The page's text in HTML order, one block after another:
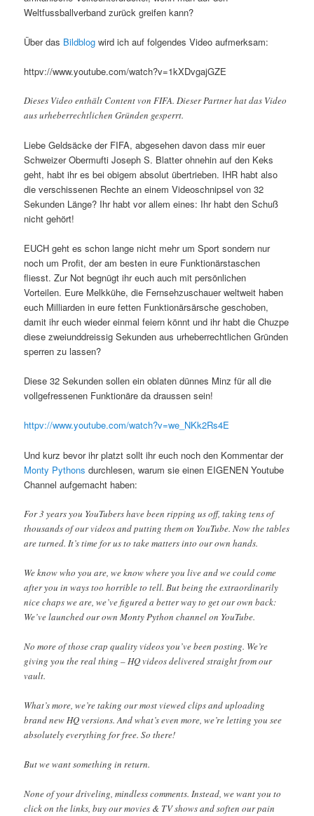
Weltfussballverband zurück greifen kann?
Über das Bildblogwird ich auf folgendes Video aufmerksam:
httpv://www.youtube.com/watch?v=1kXDvgajGZE
Dieses Video enthält Content von FIFA. Dieser Partner hat das Video
aus urheberrechtlichen Gründen gesperrt.
Liebe Geldsäcke der FIFA, abgesehen davon dass mir euer
Schweizer Obermufti Joseph S. Blatter ohnehin auf den Keks
geht, habt ihr es bei obigem absolut übertrieben. IHR habt also
die verschissenen Rechte an einem Videoschnipsel von 32
Sekunden Länge? Ihr habt vor allem eines: Ihr habt den Schuß
nicht gehört!
EUCH geht es schon lange nicht mehr um Sport sondern nur
noch um Profit, der am besten in eure Funktionärstaschen
fliesst. Zur Not begnügt ihr euch auch mit persönlichen
Vorteilen. Eure Melkkühe, die Fernsehzuschauer weltweit haben
euch Milliarden in eure fetten Funktionärsärsche geschoben,
damit ihr euch wieder einmal feiern könnt und ihr habt die Chuzpe
diese zweiunddreissig Sekunden aus urheberrechtlichen Gründen
sperren zu lassen?
Diese 32 Sekunden sollen ein oblaten dünnes Minz für all die
vollgefressenen Funktionäre da draussen sein!
httpv://www.youtube.com/watch?v=we_NKk2Rs4E
Und kurz bevor ihr platzt sollt ihr euch noch den Kommentar der
Monty Pythons durchlesen, warum sie einen EIGENEN Youtube
Channel aufgemacht haben:
For 3 years you YouTubers have been ripping us off, taking tens of
thousands of our videos and putting them on YouTube. Now the tables
are turned. It’s time for us to take matters into our own hands.
We know who you are, we know where you live and we could come
after you in ways too horrible to tell. But being the extraordinarily
nice chaps we are, we’ve figured a better way to get our own back:
We’ve launched our own Monty Python channel on YouTube.
No more of those crap quality videos you’ve been posting. We’re
giving you the real thing – HQ videos delivered straight from our
vault.
What’s more, we’re taking our most viewed clips and uploading
brand new HQ versions. And what’s even more, we’re letting you see
absolutely everything for free. So there!
But we want something in return.
None of your driveling, mindless comments. Instead, we want you to
click on the links, buy our movies & TV shows and soften our pain